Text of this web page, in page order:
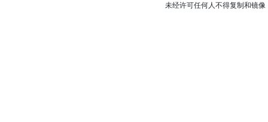
未经许可任何人不得复制和镜